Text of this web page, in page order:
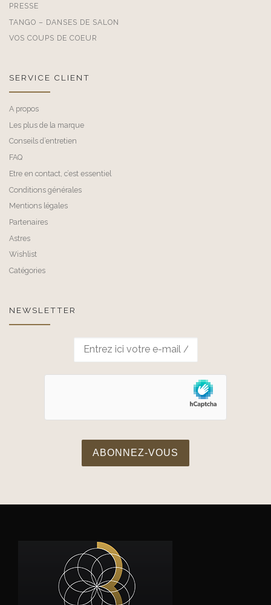
PRESSE
TANGO – DANSES DE SALON
VOS COUPS DE COEUR
SERVICE CLIENT
A propos
Les plus de la marque
Conseils d’entretien
FAQ
Etre en contact, c’est essentiel
Conditions générales
Mentions légales
Partenaires
Astres
Wishlist
Catégories
NEWSLETTER